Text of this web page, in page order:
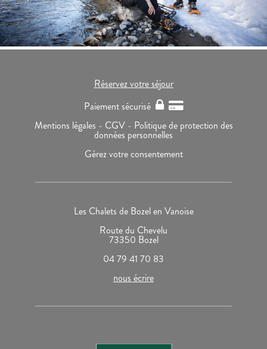
Réservez votre séjour
Paiement sécurisé
Mentions légales - CGV - Politique de protection des
données personnelles
Gérez votre consentement
Les Chalets de Bozel en Vanoise
Route du Chevelu
73350 Bozel
04 79 41 70 83
nous écrire